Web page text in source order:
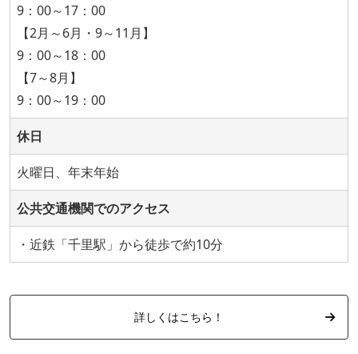
9：00～17：00
【2月～6月・9～11月】
9：00～18：00
【7～8月】
9：00～19：00
休日
火曜日、年末年始
公共交通機関でのアクセス
・近鉄「千里駅」から徒歩で約10分
詳しくはこちら！